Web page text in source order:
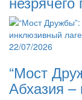
22/07/2026
“Мост
Абхазия